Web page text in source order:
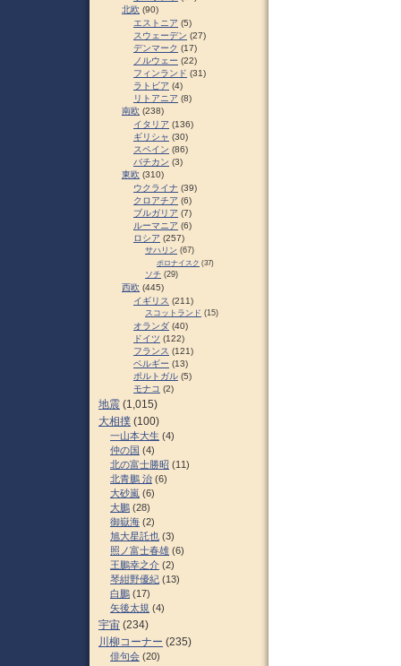
北欧 (90)
エストニア (5)
スウェーデン (27)
デンマーク (17)
ノルウェー (22)
フィンランド (31)
ラトビア (4)
リトアニア (8)
南欧 (238)
イタリア (136)
ギリシャ (30)
スペイン (86)
バチカン (3)
東欧 (310)
ウクライナ (39)
クロアチア (6)
ブルガリア (7)
ルーマニア (6)
ロシア (257)
サハリン (67)
ポロナイスク (37)
ソチ (29)
西欧 (445)
イギリス (211)
スコットランド (15)
オランダ (40)
ドイツ (122)
フランス (121)
ベルギー (13)
ポルトガル (5)
モナコ (2)
地震 (1,015)
大相撲 (100)
一山本大生 (4)
仲の国 (4)
北の富士勝昭 (11)
北青鵬 治 (6)
大砂嵐 (6)
大鵬 (28)
御嶽海 (2)
旭大星託也 (3)
照ノ富士春雄 (6)
王鵬幸之介 (2)
琴紺野優紀 (13)
白鵬 (17)
矢後太規 (4)
宇宙 (234)
川柳コーナー (235)
俳句会 (20)